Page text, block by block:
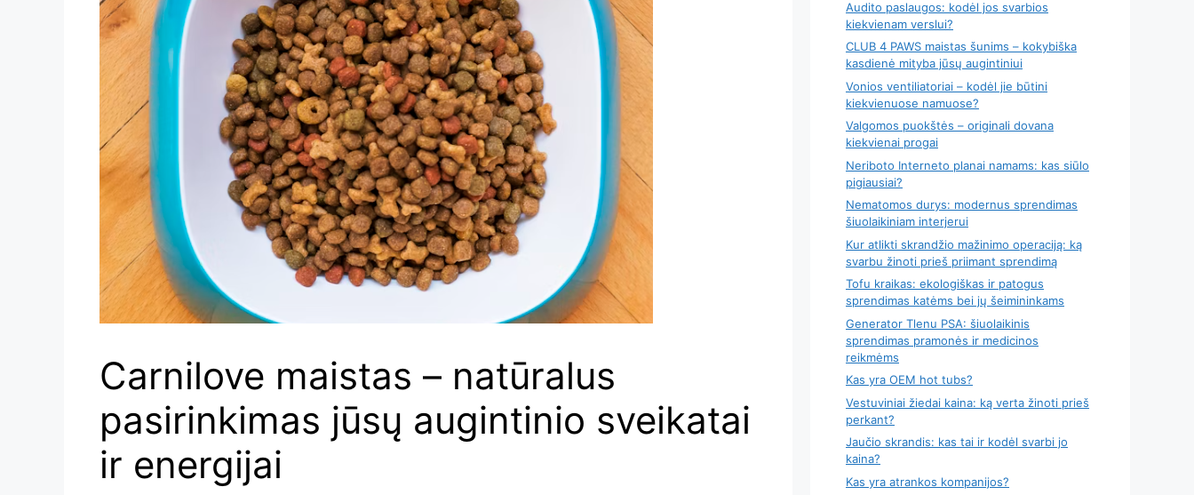
Carnilove maistas – natūralus
pasirinkimas jūsų augintinio sveikatai
ir energijai
Audito paslaugos: kodėl jos svarbios
kiekvienam verslui?
CLUB 4 PAWS maistas šunims – kokybiška
kasdienė mityba jūsų augintiniui
Vonios ventiliatoriai – kodėl jie būtini
kiekvienuose namuose?
Valgomos puokštės – originali dovana
kiekvienai progai
Neriboto Interneto planai namams: kas siūlo
pigiausiai?
Nematomos durys: modernus sprendimas
šiuolaikiniam interjerui
Kur atlikti skrandžio mažinimo operaciją: ką
svarbu žinoti prieš priimant sprendimą
Tofu kraikas: ekologiškas ir patogus
sprendimas katėms bei jų šeimininkams
Generator Tlenu PSA: šiuolaikinis
sprendimas pramonės ir medicinos
reikmėms
Kas yra OEM hot tubs?
Vestuviniai žiedai kaina: ką verta žinoti prieš
perkant?
Jaučio skrandis: kas tai ir kodėl svarbi jo
kaina?
Kas yra atrankos kompanijos?